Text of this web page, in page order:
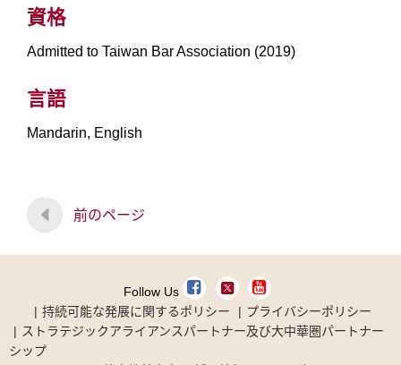
資格
Admitted to Taiwan Bar Association (2019)
言語
Mandarin, English
前のページ
Follow Us
持続可能な発展に関するポリシー
プライバシーポリシー
ストラテジックアライアンスパートナー及び大中華圏パートナー
シップ